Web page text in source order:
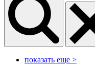
показать еще >